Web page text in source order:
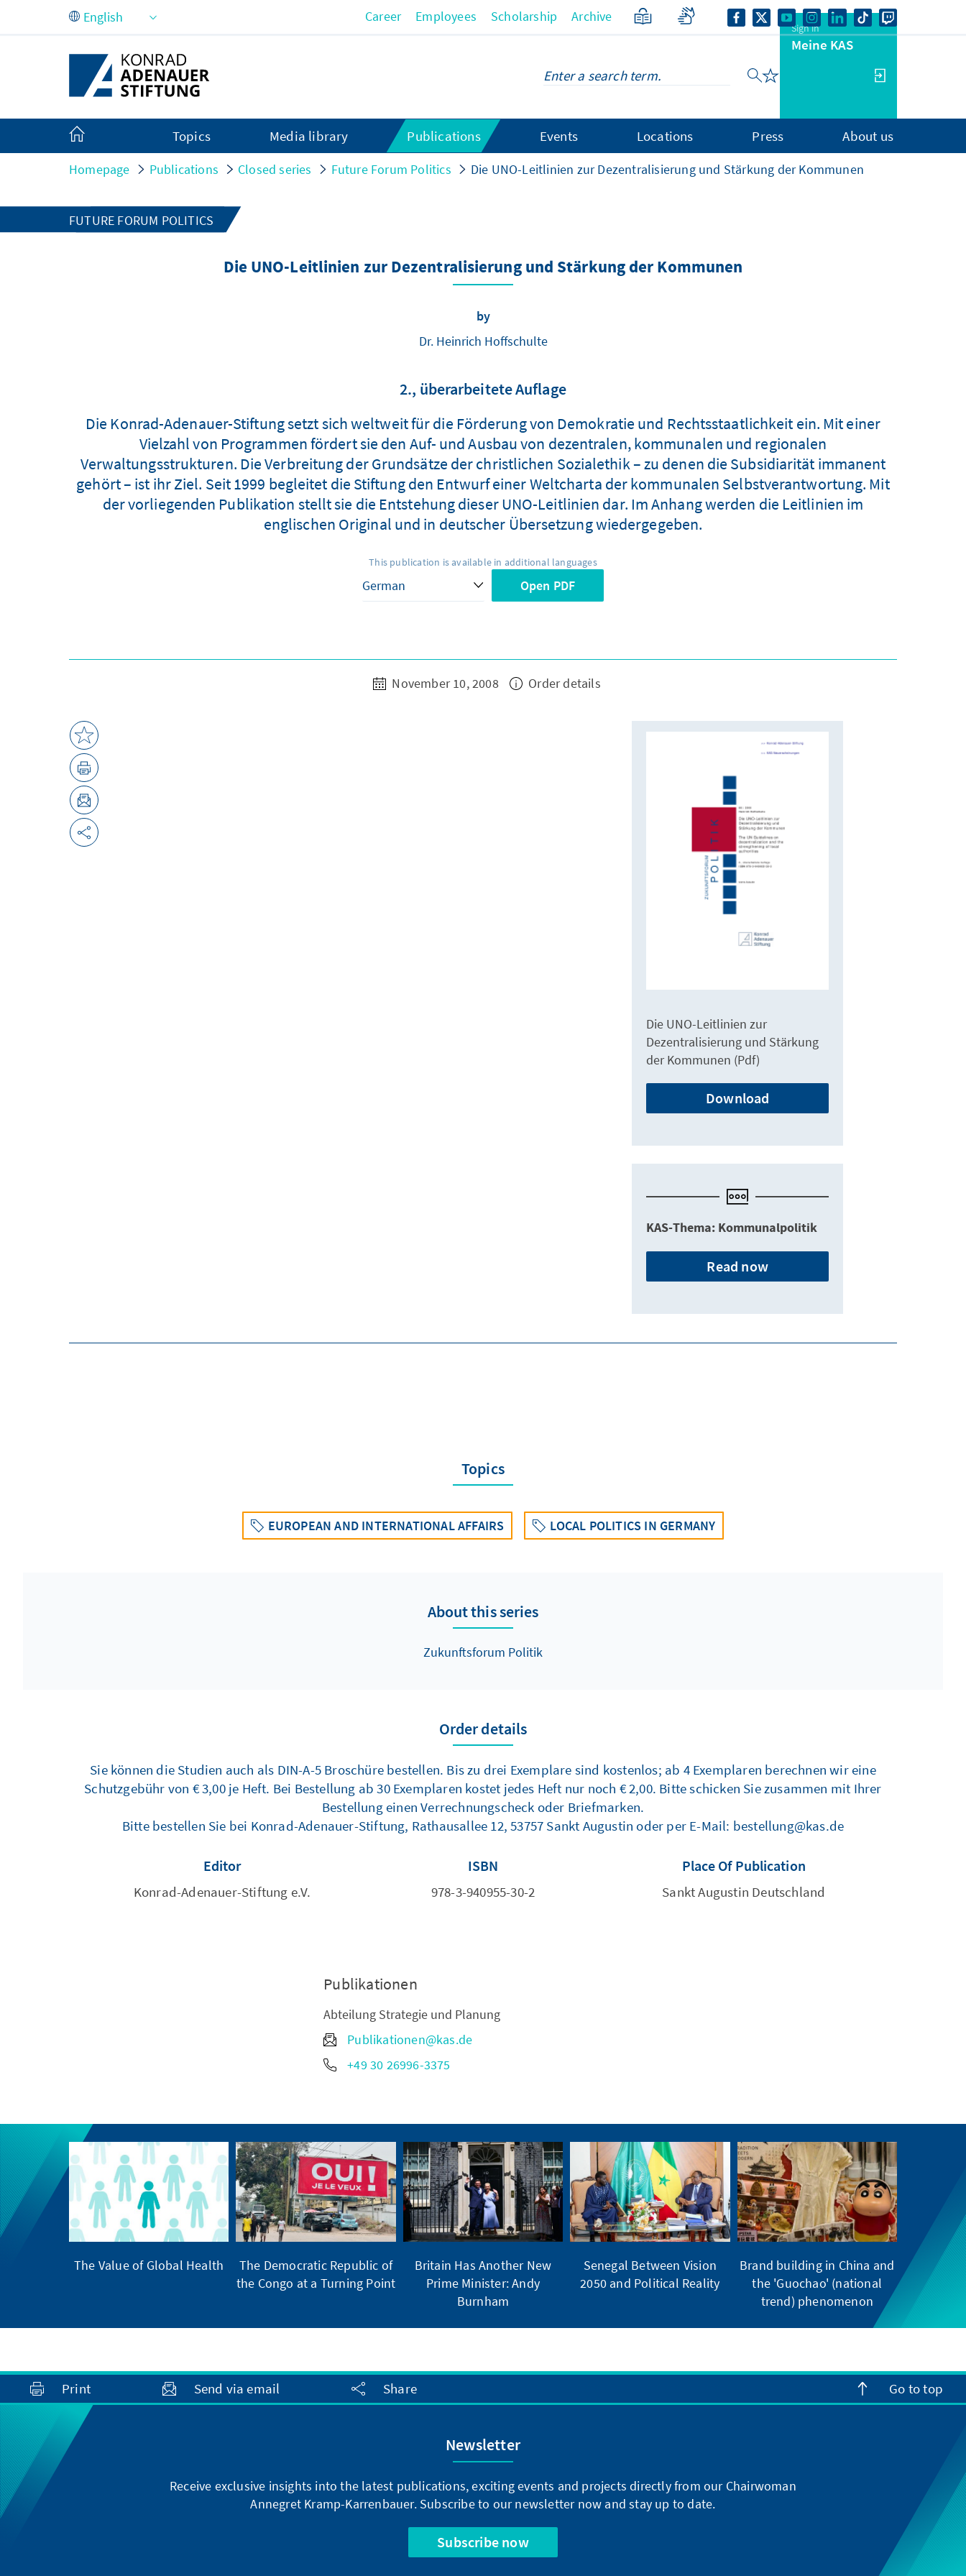
Skip to Main Content Career Employees Scholarship Archive
Sign in
Meine KAS
Topics Media library Publications Events Locations Press About us
Homepage Publications Closed series Future Forum Politics Die UNO-Leitlinien zur Dezentralisierung und Stärkung der Kommunen
FUTURE FORUM POLITICS
Die UNO-Leitlinien zur Dezentralisierung und Stärkung der Kommunen
by
Dr. Heinrich Hoffschulte
2., überarbeitete Auflage
Die Konrad-Adenauer-Stiftung setzt sich weltweit für die Förderung von Demokratie und Rechtsstaatlichkeit ein. Mit einer
Vielzahl von Programmen fördert sie den Auf- und Ausbau von dezentralen, kommunalen und regionalen
Verwaltungsstrukturen. Die Verbreitung der Grundsätze der christlichen Sozialethik – zu denen die Subsidiarität immanent
gehört – ist ihr Ziel. Seit 1999 begleitet die Stiftung den Entwurf einer Weltcharta der kommunalen Selbstverantwortung. Mit
der vorliegenden Publikation stellt sie die Entstehung dieser UNO-Leitlinien dar. Im Anhang werden die Leitlinien im
englischen Original und in deutscher Übersetzung wiedergegeben.
This publication is available in additional languages
Open PDF
November 10, 2008 Order details
Die UNO-Leitlinien zur
Dezentralisierung und Stärkung
der Kommunen (Pdf)
Download
KAS-Thema: Kommunalpolitik
Read now
Topics
EUROPEAN AND INTERNATIONAL AFFAIRS LOCAL POLITICS IN GERMANY
About this series
Zukunftsforum Politik
Order details
Sie können die Studien auch als DIN-A-5 Broschüre bestellen. Bis zu drei Exemplare sind kostenlos; ab 4 Exemplaren berechnen wir eine
Schutzgebühr von € 3,00 je Heft. Bei Bestellung ab 30 Exemplaren kostet jedes Heft nur noch € 2,00. Bitte schicken Sie zusammen mit Ihrer
Bestellung einen Verrechnungscheck oder Briefmarken.
Bitte bestellen Sie bei Konrad-Adenauer-Stiftung, Rathausallee 12, 53757 Sankt Augustin oder per E-Mail: bestellung@kas.de
Editor
Konrad-Adenauer-Stiftung e.V.
ISBN
978-3-940955-30-2
Place Of Publication
Sankt Augustin Deutschland
Publikationen
Abteilung Strategie und Planung
Publikationen@kas.de
+49 30 26996-3375
The Value of Global Health
The Democratic Republic of
the Congo at a Turning Point
Britain Has Another New
Prime Minister: Andy
Burnham
Senegal Between Vision
2050 and Political Reality
Brand building in China and
the 'Guochao' (national
trend) phenomenon
Print Send via email Share Go to top
Newsletter
Receive exclusive insights into the latest publications, exciting events and projects directly from our Chairwoman
Annegret Kramp-Karrenbauer. Subscribe to our newsletter now and stay up to date.
Subscribe now